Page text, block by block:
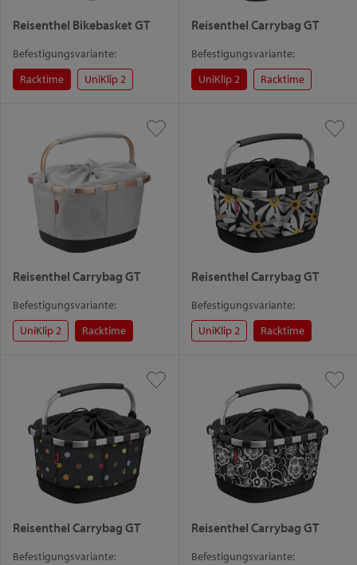
Reisenthel Bikebasket GT
Befestigungsvariante:
Racktime
UniKlip 2
Reisenthel Carrybag GT
Befestigungsvariante:
UniKlip 2
Racktime
Reisenthel Carrybag GT
Befestigungsvariante:
UniKlip 2
Racktime
Reisenthel Carrybag GT
Befestigungsvariante:
UniKlip 2
Racktime
Reisenthel Carrybag GT
Befestigungsvariante:
Reisenthel Carrybag GT
Befestigungsvariante: